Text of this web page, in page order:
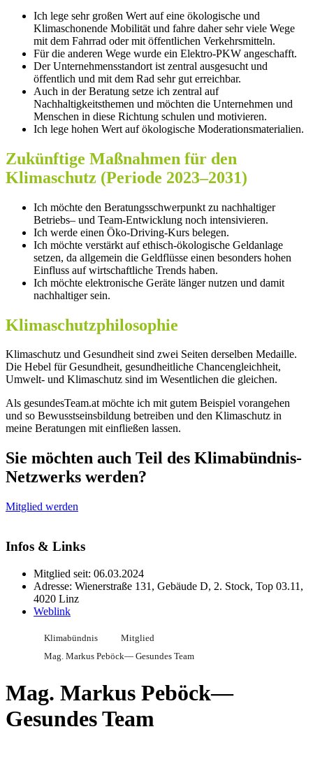
Ich lege sehr großen Wert auf eine ökologische und
Klimaschonende Mobilität und fahre daher sehr viele Wege
mit dem Fahrrad oder mit öffentlichen Verkehrsmitteln.
Für die anderen Wege wurde ein Elektro-PKW angeschafft.
Der Unternehmensstandort ist zentral ausgesucht und
öffentlich und mit dem Rad sehr gut erreichbar.
Auch in der Beratung setze ich zentral auf
Nachhaltigkeitsthemen und möchten die Unternehmen und
Menschen in diese Richtung schulen und motivieren.
Ich lege hohen Wert auf ökologische Moderationsmaterialien.
Zukünftige Maßnahmen für den
Klimaschutz (Periode 2023–2031)
Ich möchte den Beratungsschwerpunkt zu nachhaltiger
Betriebs– und Team-Entwicklung noch intensivieren.
Ich werde einen Öko-Driving-Kurs belegen.
Ich möchte verstärkt auf ethisch-ökologische Geldanlage
setzen, da allgemein die Geldflüsse einen besonders hohen
Einfluss auf wirtschaftliche Trends haben.
Ich möchte elektronische Geräte länger nutzen und damit
nachhaltiger sein.
Klimaschutzphilosophie
Klimaschutz und Gesundheit sind zwei Seiten derselben Medaille.
Die Hebel für Gesundheit, gesundheitliche Chancengleichheit,
Umwelt- und Klimaschutz sind im Wesentlichen die gleichen.
Als gesundesTeam.at möchte ich mit gutem Beispiel vorangehen
und so Bewusstseinsbildung betreiben und den Klimaschutz in
meine Beratungen mit einfließen lassen.
Sie möchten auch Teil des Klimabündnis-
Netzwerks werden?
Mitglied werden
Infos & Links
Mitglied seit: 06.03.2024
Adresse: Wienerstraße 131, Gebäude D, 2. Stock, Top 03.11,
4020 Linz
Weblink
Klimabündnis
Mitglied
Mag. Markus Peböck— Gesundes Team
Mag. Markus Peböck—
Gesundes Team